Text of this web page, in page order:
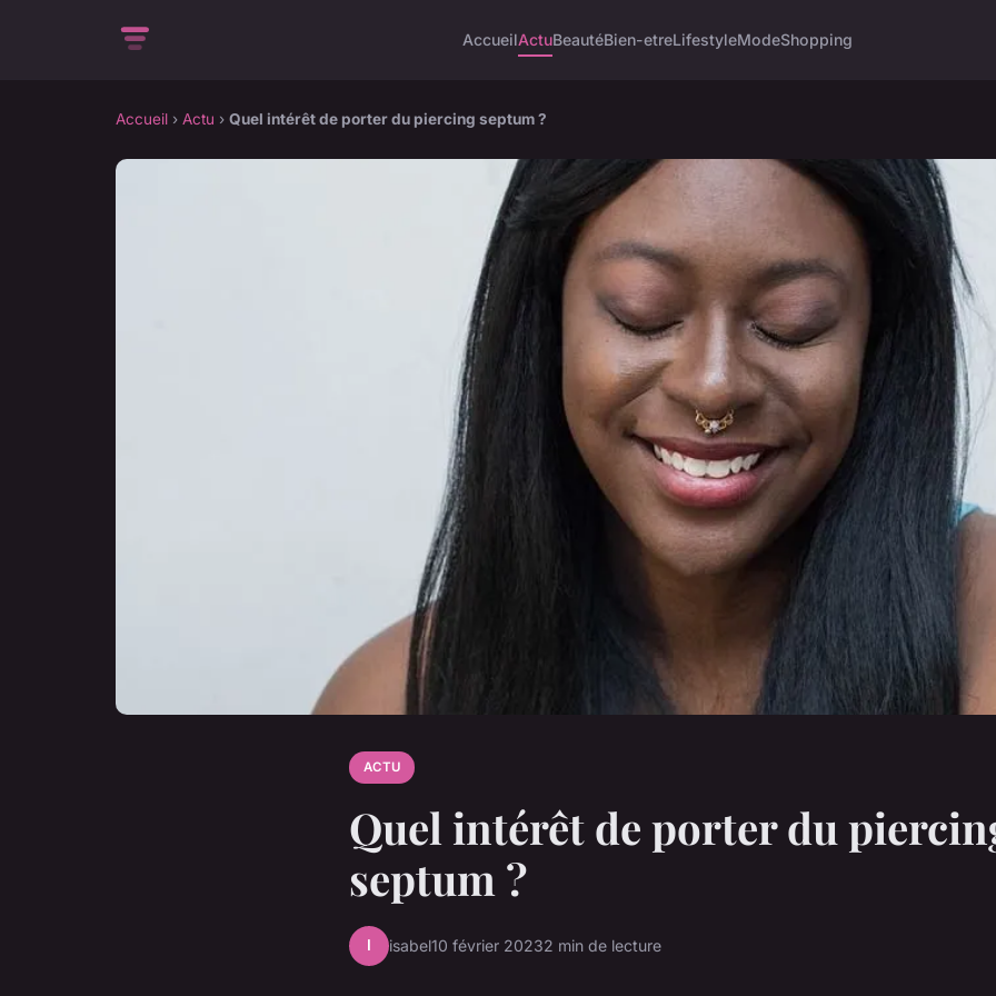
AccueilActuBeautéBien-etreLifestyleModeShopping
Accueil › Actu › Quel intérêt de porter du piercing septum ?
ACTU
Quel intérêt de porter du
septum ?
I isabel10 février 20232 min de lecture